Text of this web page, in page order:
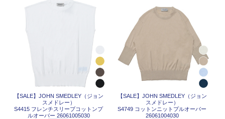
【SALE】 JOHN SMEDLEY（ジョン
スメドレー）
S4415 フレンチスリーブコットンプ
ルオーバー 26061005030
【SALE】 JOHN SMEDLEY（ジョン
スメドレー）
S4749 コットンニットプルオーバー
26061004030